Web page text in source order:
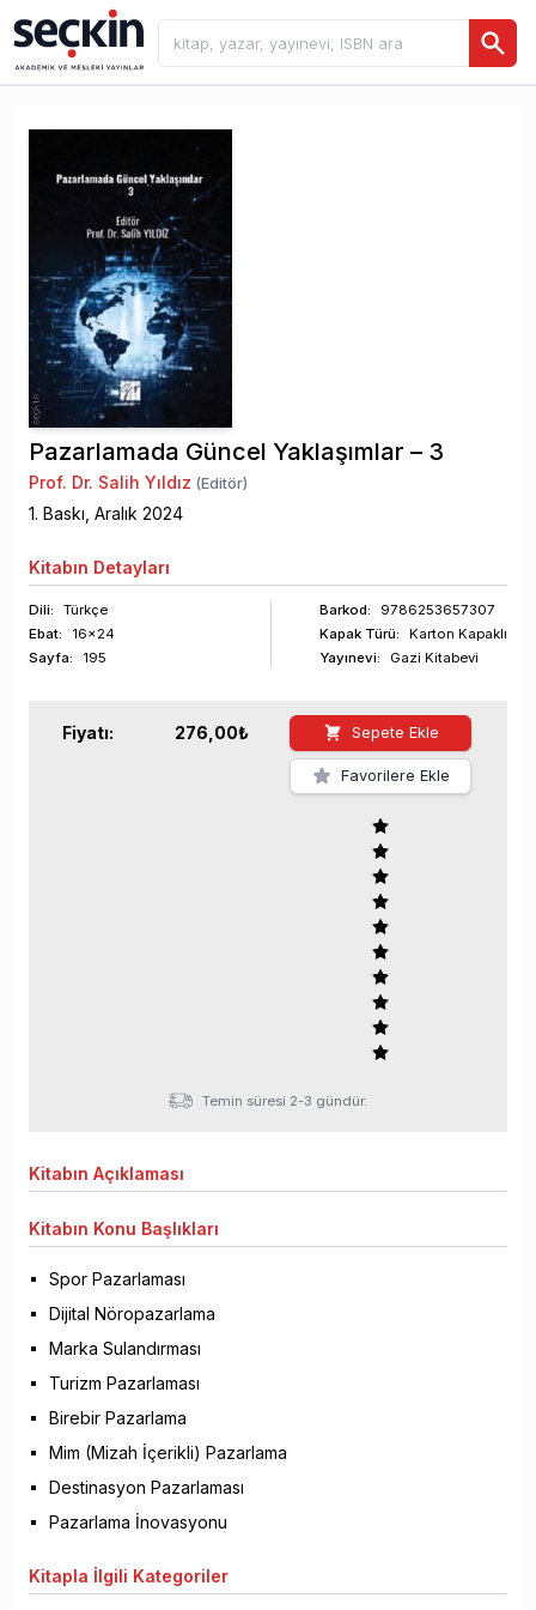
Pazarlamada Güncel Yaklaşımlar – 3
Prof. Dr. Salih Yıldız (Editör)
1. Baskı, Aralık 2024
Kitabın Detayları
Dili:
Türkçe
Ebat:
16x24
Sayfa: 195
Barkod:
9786253657307
Kapak Türü:
Karton Kapaklı
Yayınevi:
Gazi Kitabevi
Fiyatı: 276,00₺ Sepete Ekle
Favorilere Ekle
Temin süresi 2-3 gündür.
Kitabın Açıklaması
Kitabın Konu Başlıkları
Spor Pazarlaması
Dijital Nöropazarlama
Marka Sulandırması
Turizm Pazarlaması
Birebir Pazarlama
Mim (Mizah İçerikli) Pazarlama
Destinasyon Pazarlaması
Pazarlama İnovasyonu
Kitapla İlgili Kategoriler